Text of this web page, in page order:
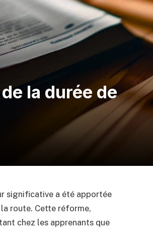
la durée de
significative a été apportée
la route. Cette réforme,
chez les apprenants que